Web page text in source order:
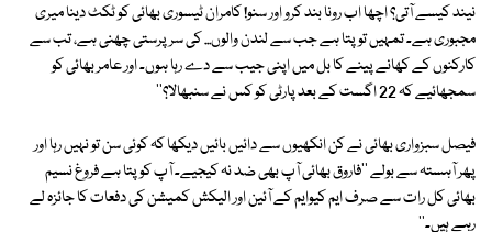
نیند کیسے آتی؟ اچھا اب رونا بند کرو اور سنو! کامران ٹیسوری بھائی کو ٹکٹ دینا میری
مجبوری ہے۔ تمہیں تو پتا ہے جب سے لندن والوں... کی سرپرستی چھنی ہے، تب سے
کارکنوں کے کھانے پینے کا بل میں اپنی جیب سے دے رہا ہوں۔ اور عامر بھائی کو
سمجھائیے کہ 22 اگست کے بعد پارٹی کو کس نے سنبھالا؟''
فیصل سبزواری بھائی نے کن انکھیوں سے دائیں بائیں دیکھا کہ کوئی سن تو نہیں رہا اور
پھر آہستہ سے بولے ''فاروق بھائی آپ بھی ضد نہ کیجیے۔ آپ کو پتا ہے فروغ نسیم
بھائی کل رات سے صرف ایم کیوایم کے آئین اور الیکش کمیشن کی دفعات کا جائزہ لے
رہے ہیں۔''